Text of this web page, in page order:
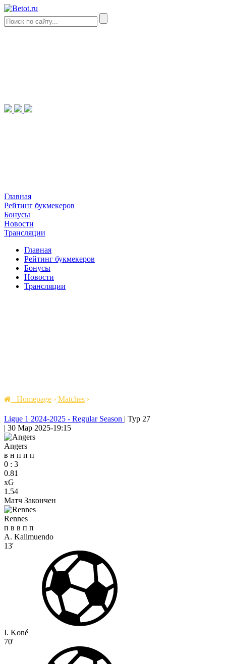
Главная
Рейтинг букмекеров
Бонусы
Новости
Трансляции
Главная
Рейтинг букмекеров
Бонусы
Новости
Трансляции
Homepage › Matches ›
Ligue 1 2024-2025 - Regular Season | Тур 27
| 30 Мар 2025-19:15
Angers
в н п п п
0 : 3
0.81
xG
1.54
Матч Закончен
Rennes
п в в п п
A. Kalimuendo
13'
I. Koné
70'